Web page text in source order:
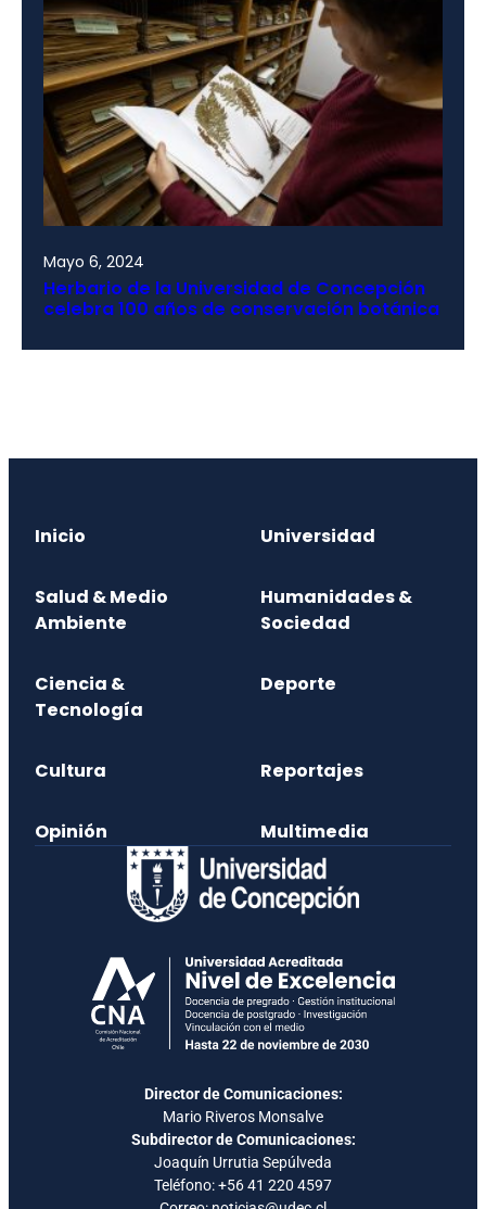
Mayo 6, 2024
Herbario de la Universidad de Concepción
celebra 100 años de conservación botánica
Inicio Universidad
Salud & Medio
Ambiente
Humanidades &
Sociedad
Ciencia &
Tecnología
Deporte
Cultura Reportajes
Opinión Multimedia
Director de Comunicaciones:
Mario Riveros Monsalve
Subdirector de Comunicaciones:
Joaquín Urrutia Sepúlveda
Teléfono:+56 41 220 4597